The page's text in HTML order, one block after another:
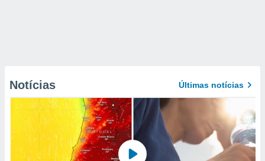
Notícias Últimas notícias